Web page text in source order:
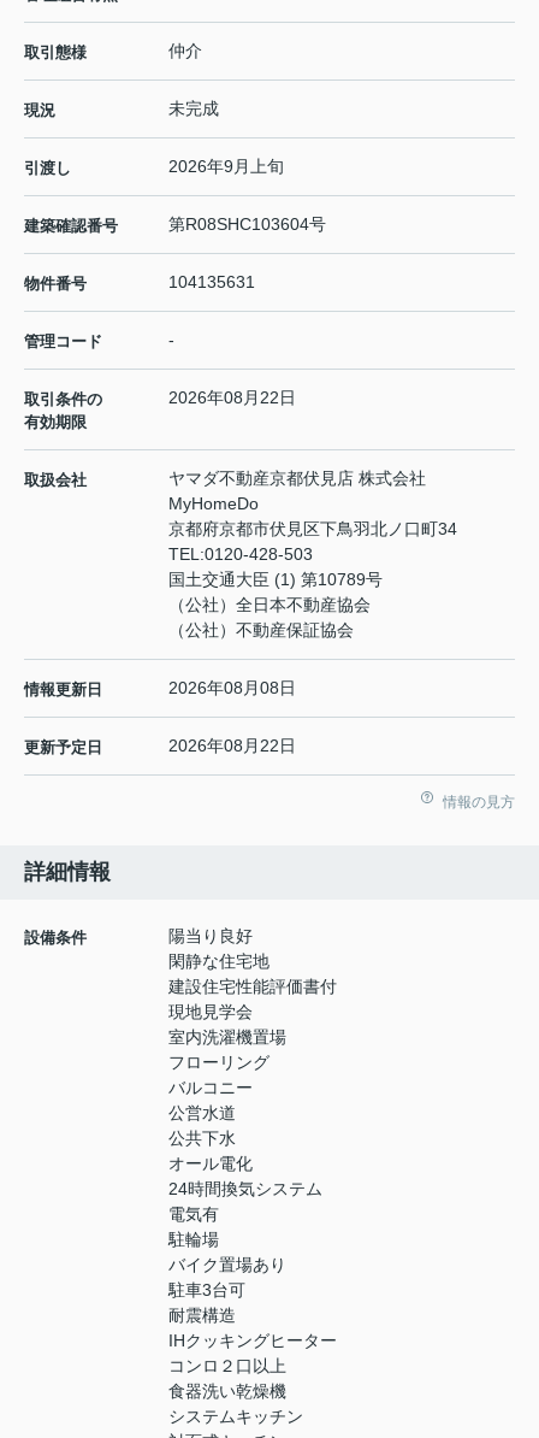
取引態様 仲介
現況 未完成
引渡し 2026年9月上旬
建築確認番号 第R08SHC103604号
物件番号 104135631
管理コード -
取引条件の
有効期限
2026年08月22日
取扱会社
ヤマダ不動産京都伏見店 株式会社
MyHomeDo
京都府京都市伏見区下鳥羽北ノ口町34
TEL:0120-428-503
国土交通大臣 (1) 第10789号
（公社）全日本不動産協会
（公社）不動産保証協会
情報更新日 2026年08月08日
更新予定日 2026年08月22日
情報の見方
詳細情報
設備条件
陽当り良好
閑静な住宅地
建設住宅性能評価書付
現地見学会
室内洗濯機置場
フローリング
バルコニー
公営水道
公共下水
オール電化
24時間換気システム
電気有
駐輪場
バイク置場あり
駐車3台可
耐震構造
IHクッキングヒーター
コンロ２口以上
食器洗い乾燥機
システムキッチン